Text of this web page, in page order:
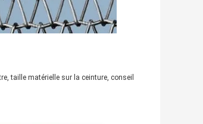
taille matérielle sur la ceinture, conseil